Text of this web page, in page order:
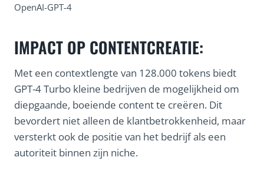
OpenAI-GPT-4
IMPACT OP CONTENTCREATIE:
Met een contextlengte van 128.000 tokens biedt
GPT-4 Turbo kleine bedrijven de mogelijkheid om
diepgaande, boeiende content te creëren. Dit
bevordert niet alleen de klantbetrokkenheid, maar
versterkt ook de positie van het bedrijf als een
autoriteit binnen zijn niche.